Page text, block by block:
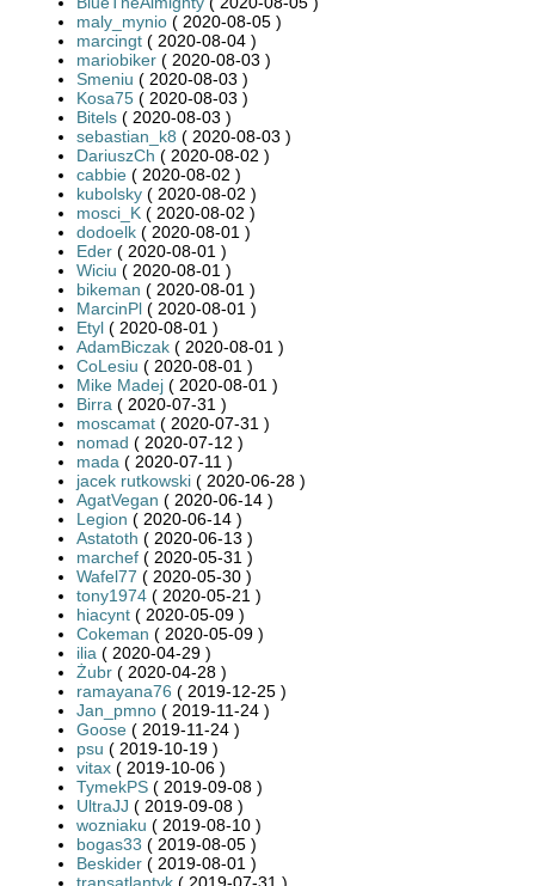
maly_mynio ( 2020-08-05 )
marcingt ( 2020-08-04 )
mariobiker ( 2020-08-03 )
Smeniu ( 2020-08-03 )
Kosa75 ( 2020-08-03 )
Bitels ( 2020-08-03 )
sebastian_k8 ( 2020-08-03 )
DariuszCh ( 2020-08-02 )
cabbie ( 2020-08-02 )
kubolsky ( 2020-08-02 )
mosci_K ( 2020-08-02 )
dodoelk ( 2020-08-01 )
Eder ( 2020-08-01 )
Wiciu ( 2020-08-01 )
bikeman ( 2020-08-01 )
MarcinPl ( 2020-08-01 )
Etyl ( 2020-08-01 )
AdamBiczak ( 2020-08-01 )
CoLesiu ( 2020-08-01 )
Mike Madej ( 2020-08-01 )
Birra ( 2020-07-31 )
moscamat ( 2020-07-31 )
nomad ( 2020-07-12 )
mada ( 2020-07-11 )
jacek rutkowski ( 2020-06-28 )
AgatVegan ( 2020-06-14 )
Legion ( 2020-06-14 )
Astatoth ( 2020-06-13 )
marchef ( 2020-05-31 )
Wafel77 ( 2020-05-30 )
tony1974 ( 2020-05-21 )
hiacynt ( 2020-05-09 )
Cokeman ( 2020-05-09 )
ilia ( 2020-04-29 )
Żubr ( 2020-04-28 )
ramayana76 ( 2019-12-25 )
Jan_pmno ( 2019-11-24 )
Goose ( 2019-11-24 )
psu ( 2019-10-19 )
vitax ( 2019-10-06 )
TymekPS ( 2019-09-08 )
UltraJJ ( 2019-09-08 )
wozniaku ( 2019-08-10 )
bogas33 ( 2019-08-05 )
Beskider ( 2019-08-01 )
transatlantyk ( 2019-07-31 )